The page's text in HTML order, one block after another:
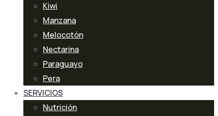
Kiwi
Manzana
Melocotón
Nectarina
Paraguayo
Pera
SERVICIOS
Nutrición